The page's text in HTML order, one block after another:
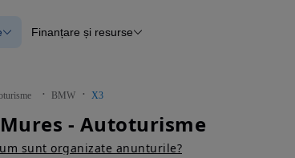
verificate
Blog Autovit.ro
Finanțare și resurse
BMW X3
Mures - Autoturisme
sunt organizate anunturile?